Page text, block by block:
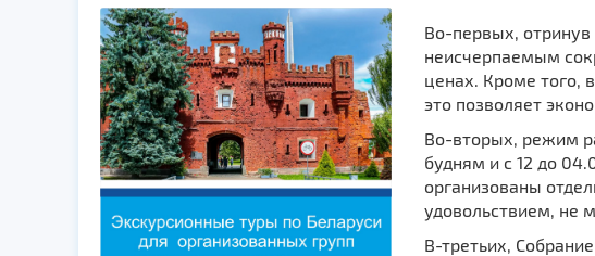
Во-первых,
неисчерпаемым
ценах. Кроме того,
это позволяет
Во-вторых, режим
будням и с 12 до
организованы
удовольствием, не
В-третьих,